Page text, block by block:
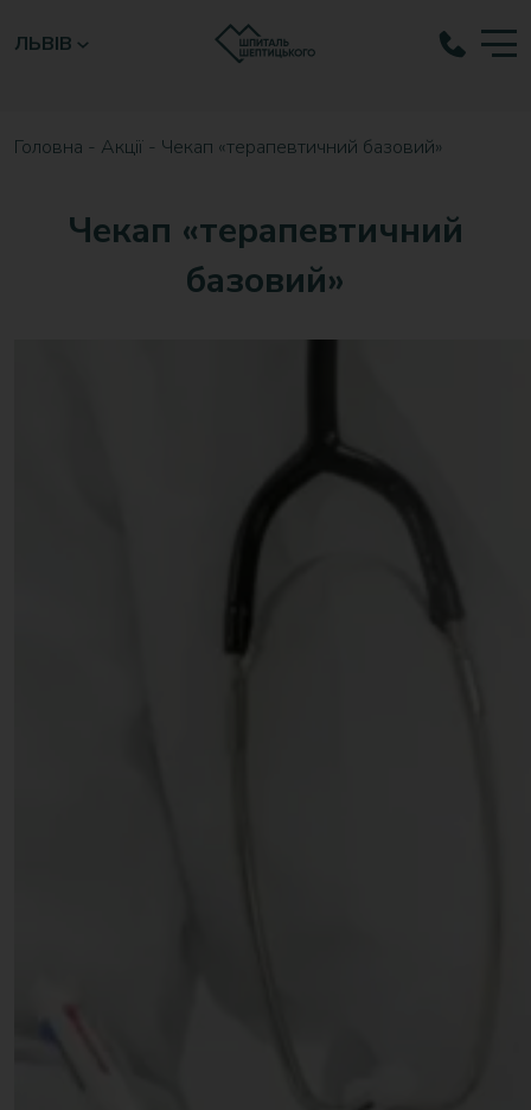
ЛЬВІВ
Головна - Акції - Чекап «терапевтичний базовий»
Чекап «терапевтичний
базовий»